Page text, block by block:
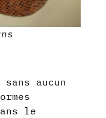
aucun
le